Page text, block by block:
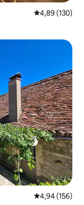
Gemiddelde
4,89 (130)
Gemiddelde
4,94 (156)